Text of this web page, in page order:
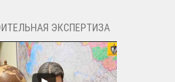
ЭКСПЕРТИЗА